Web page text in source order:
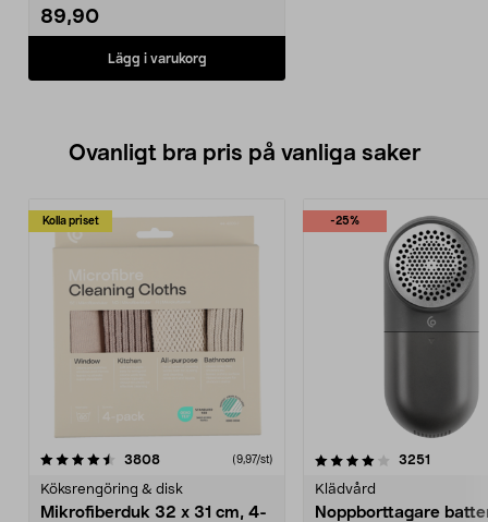
89,90
Lägg i varukorg
Ovanligt bra pris på vanliga saker
Kolla priset
3808recensioner (9,97/st)
Köksrengöring & disk
Mikrofiberduk 32 x 31 cm, 4-
-25%
4.0av 5 stjärnor 3251
Klädvård
Noppborttagare
4.5av 5 stjärnor